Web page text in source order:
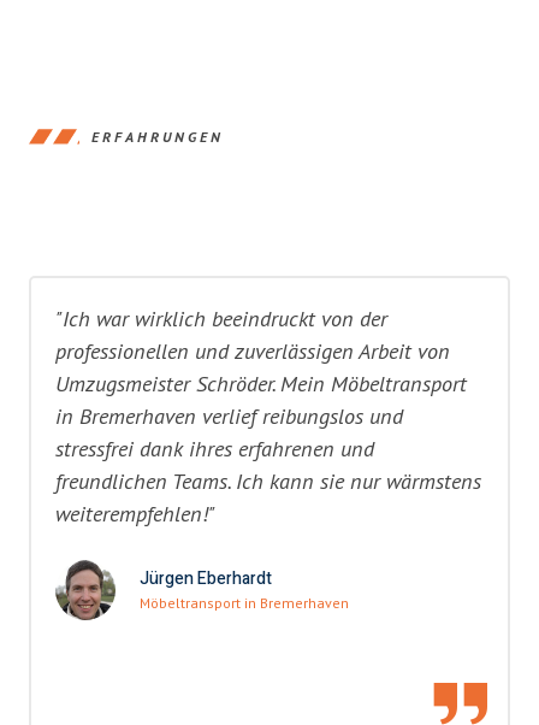
ERFAHRUNGEN
"Ich war wirklich beeindruckt von der
professionellen und zuverlässigen Arbeit von
Umzugsmeister Schröder. Mein Möbeltransport
in Bremerhaven verlief reibungslos und
stressfrei dank ihres erfahrenen und
freundlichen Teams. Ich kann sie nur wärmstens
weiterempfehlen!"
Jürgen Eberhardt
Möbeltransport in Bremerhaven